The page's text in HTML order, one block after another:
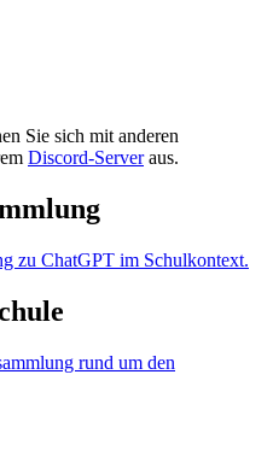
Sie sich mit anderen
Discord-Serveraus.
zu ChatGPT im Schulkontext.
rund um den